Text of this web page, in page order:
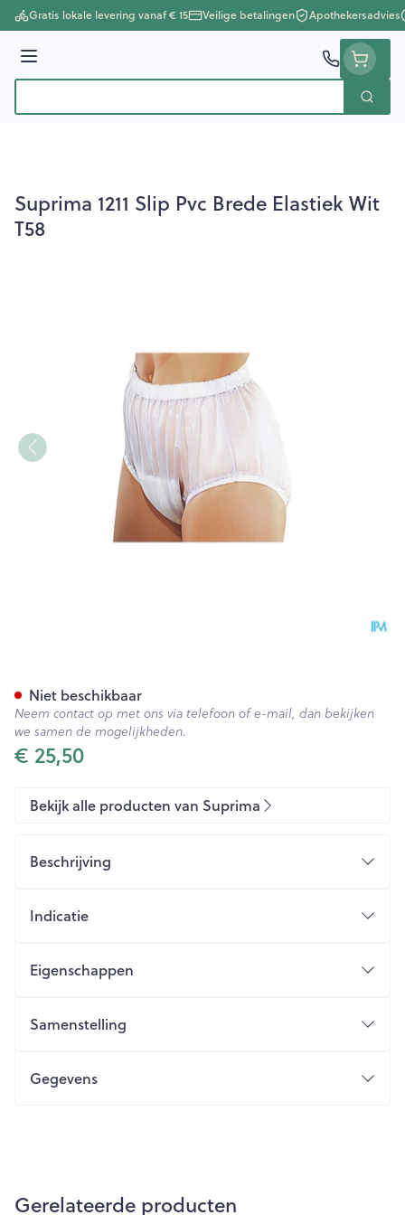
Ga naar de inhoud
Gratis lokale levering vanaf € 15 Veilige betalingen Apothekersadvies
Menu
Zoek
Suprima 1211 Slip Pvc Brede Elastiek Wit
T58
€ 25,50
Niet beschikbaar
Neem contact op met ons via telefoon of e-mail, dan bekijken
we samen de mogelijkheden.
Bekijk alle producten van Suprima
Beschrijving
Indicatie
Eigenschappen
Samenstelling
Gegevens
Gerelateerde producten